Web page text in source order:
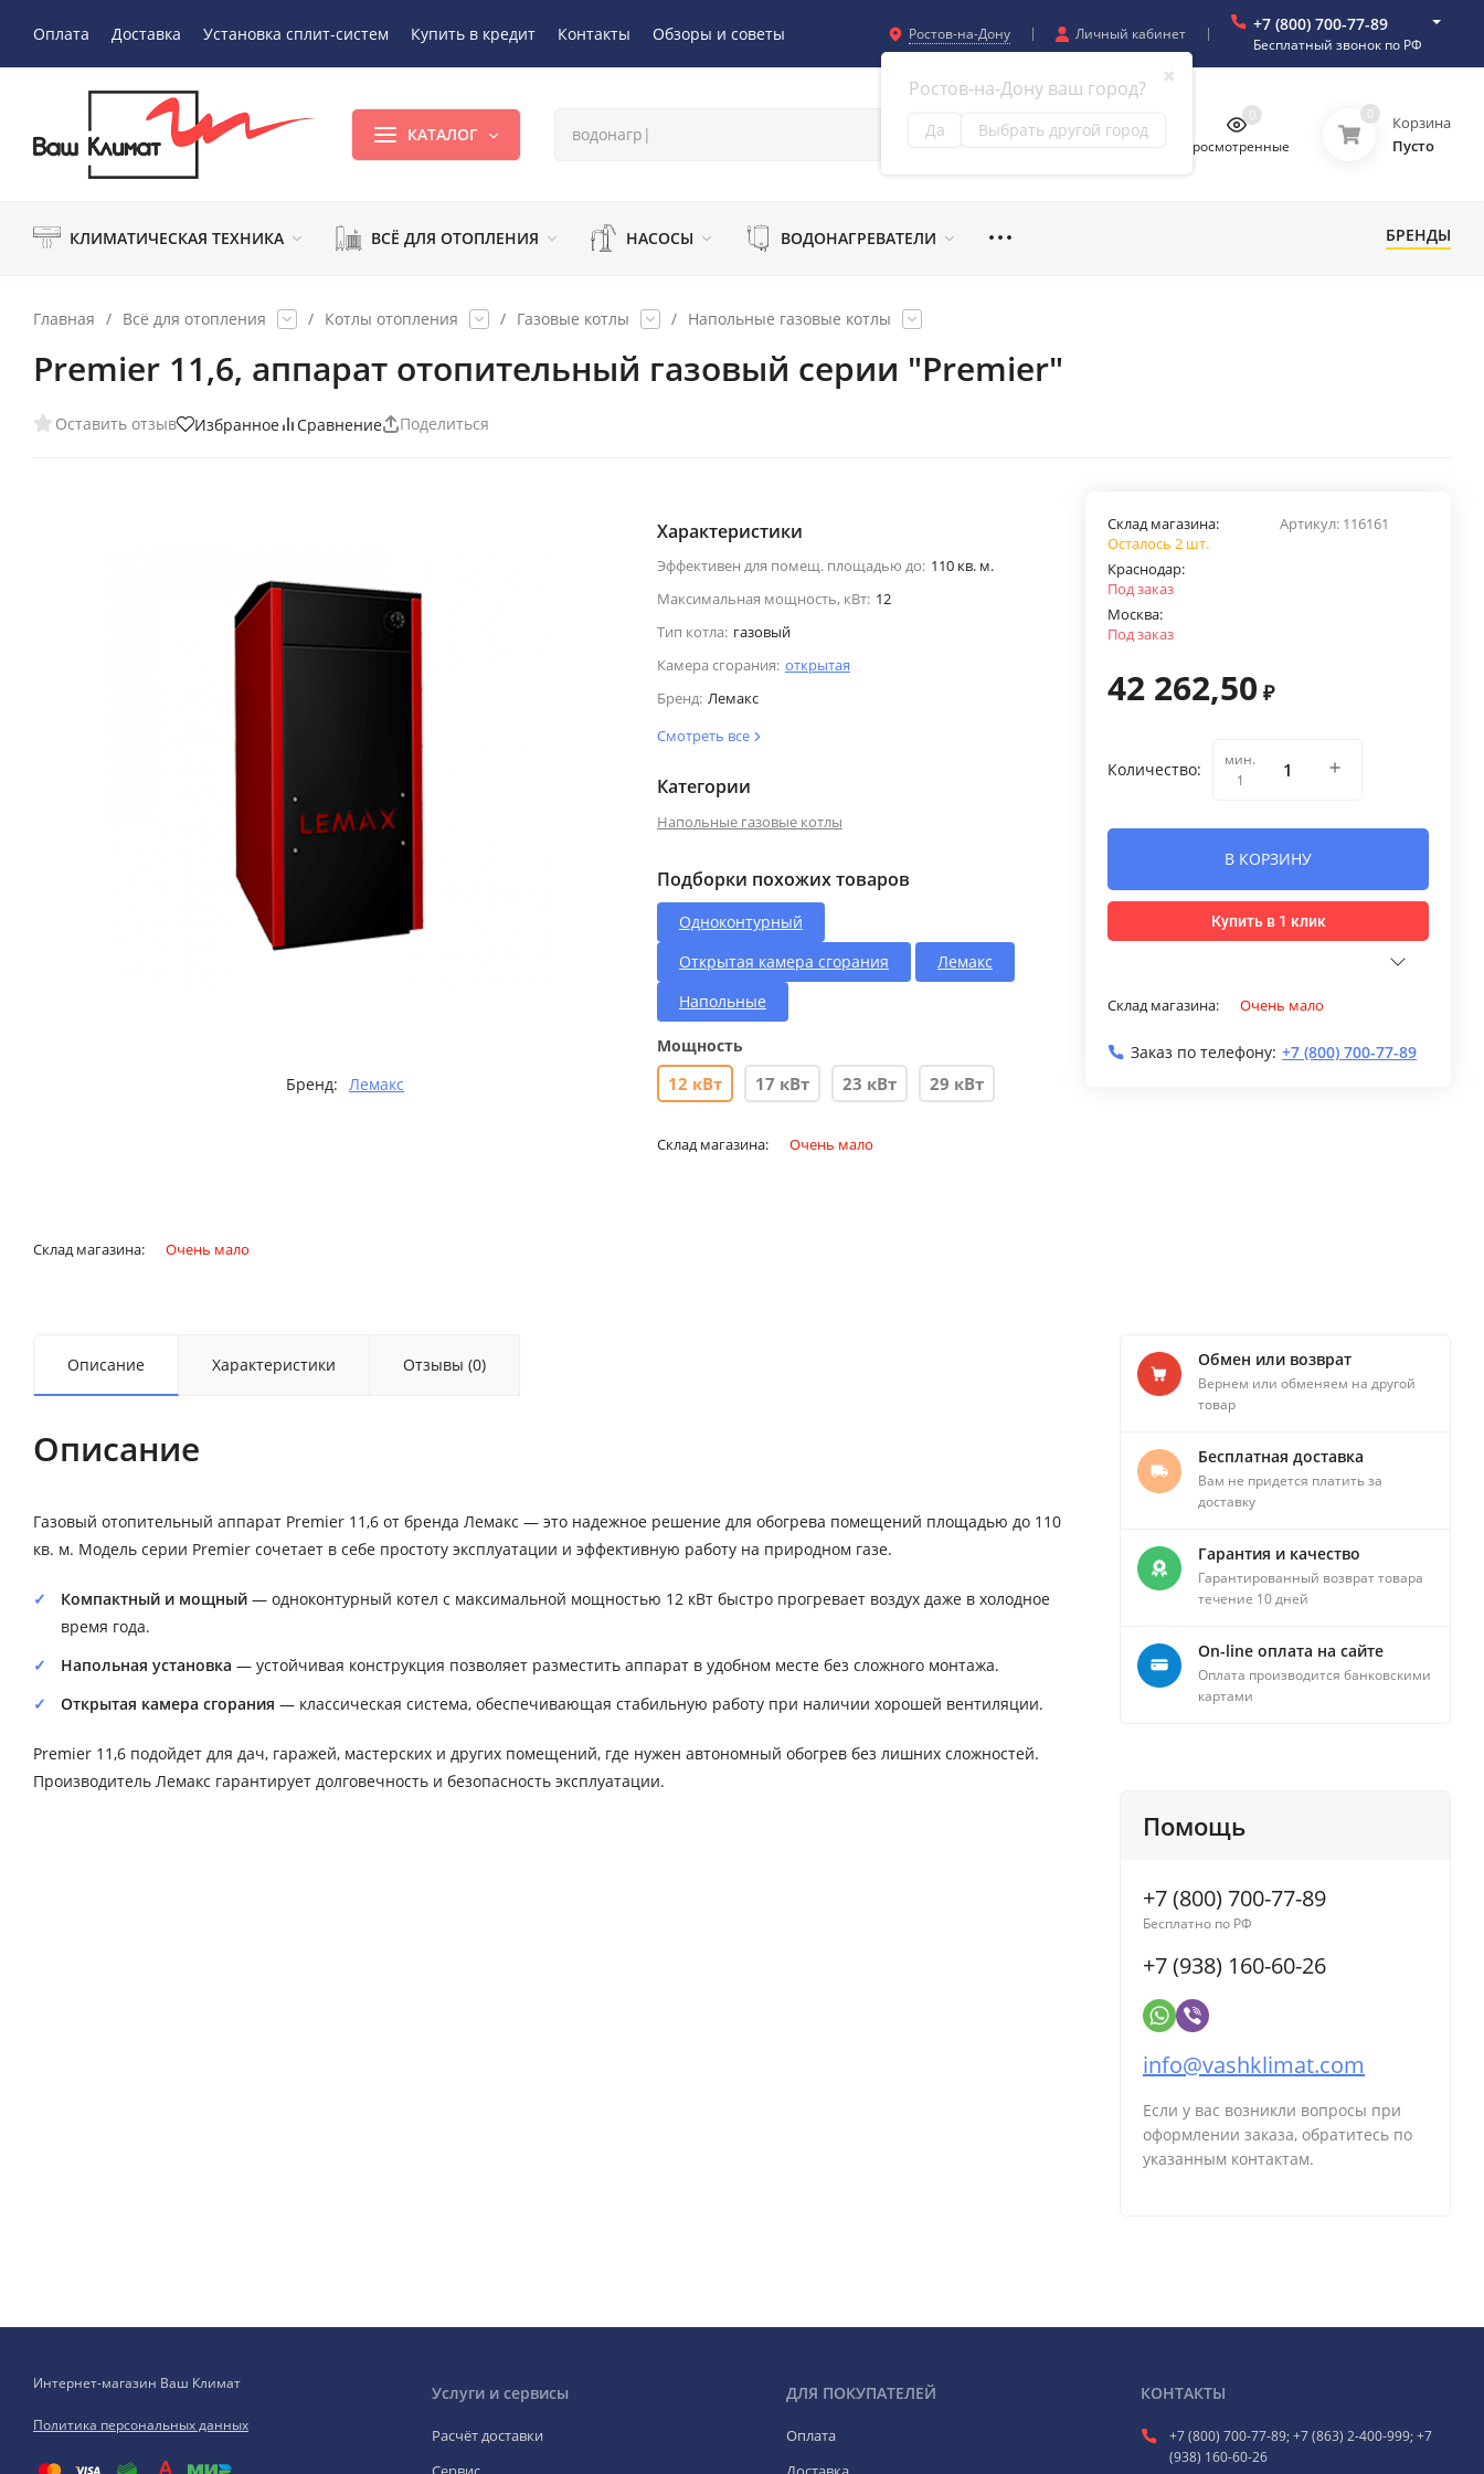
Оплата Доставка Установка сплит-систем Купить в кредит Контакты Обзоры и советы Ростов-на-Дону
✖
Ростов-на-Дону ваш город?
Да Выбрать другой город
Личный кабинет +7 (800) 700-77-89
Бесплатный звонок по РФ
КАТАЛОГ
Просмотренные
0 0
Корзина
Пусто
КЛИМАТИЧЕСКАЯ ТЕХНИКА ВСЁ ДЛЯ ОТОПЛЕНИЯ НАСОСЫ ВОДОНАГРЕВАТЕЛИ БРЕНДЫ
Главная / Всё для отопления / Котлы отопления / Газовые котлы / Напольные газовые котлы
Premier 11,6, аппарат отопительный газовый серии "Premier"
Оставить отзыв Избранное Сравнение Поделиться
Бренд: Лемакс
Характеристики
Эффективен для помещ. площадью до: 110 кв. м.
Максимальная мощность, кВт: 12
Тип котла: газовый
Камера сгорания: открытая
Бренд: Лемакс
Смотреть все
Категории
Напольные газовые котлы
Подборки похожих товаров
Одноконтурный
Открытая камера сгорания
Лемакс
Напольные
Мощность
12 кВт 17 кВт 23 кВт 29 кВт
Склад магазина: Очень мало
Артикул: 116161
Склад магазина:
Осталось 2 шт.
Краснодар:
Под заказ
Москва:
Под заказ
42 262,50 ₽
Количество:
мин.
1
В КОРЗИНУ
Купить в 1 клик
Склад магазина: Очень мало
Заказ по телефону: +7 (800) 700-77-89
Склад магазина: Очень мало
Описание Характеристики Отзывы (0)
Описание
Газовый отопительный аппарат Premier 11,6 от бренда Лемакс — это надежное решение для обогрева помещений площадью до 110
кв. м. Модель серии Premier сочетает в себе простоту эксплуатации и эффективную работу на природном газе.
Компактный и мощный — одноконтурный котел с максимальной мощностью 12 кВт быстро прогревает воздух даже в холодное
время года.
Напольная установка — устойчивая конструкция позволяет разместить аппарат в удобном месте без сложного монтажа.
Открытая камера сгорания — классическая система, обеспечивающая стабильную работу при наличии хорошей вентиляции.
Premier 11,6 подойдет для дач, гаражей, мастерских и других помещений, где нужен автономный обогрев без лишних сложностей.
Производитель Лемакс гарантирует долговечность и безопасность эксплуатации.
Обмен или возврат
Вернем или обменяем на другой
товар
Бесплатная доставка
Вам не придется платить за
доставку
Гарантия и качество
Гарантированный возврат товара
течение 10 дней
On-line оплата на сайте
Оплата производится банковскими
картами
Помощь
+7 (800) 700-77-89
Бесплатно по РФ
+7 (938) 160-60-26
info@vashklimat.com
Если у вас возникли вопросы при
оформлении заказа, обратитесь по
указанным контактам.
Интернет-магазин Ваш Климат
Политика персональных данных
Услуги и сервисы
Расчёт доставки
ДЛЯ ПОКУПАТЕЛЕЙ
Оплата
КОНТАКТЫ
+7 (800) 700-77-89; +7 (863) 2-400-999; +7
(938) 160-60-26